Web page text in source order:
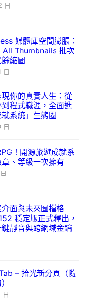
日
媒體庫空間膨脹：
All Thumbnails 批次
縮圖
日
你的真實人生：從
程式職涯，全面進
系統」生態圈
日
！開源旅遊成就系
、等級一次擁有
面與未來圖檔格
穩定版正式釋出，
靜音與跨網域金鑰
– 拾光新分頁（隨
日